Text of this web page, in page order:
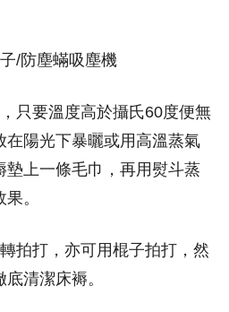
/防塵蟎吸塵機
只要溫度高於攝氏60度便無
在陽光下暴曬或用高溫蒸氣
墊上一條毛巾，再用熨斗蒸
。
拍打，亦可用棍子拍打，然
清潔床褥。